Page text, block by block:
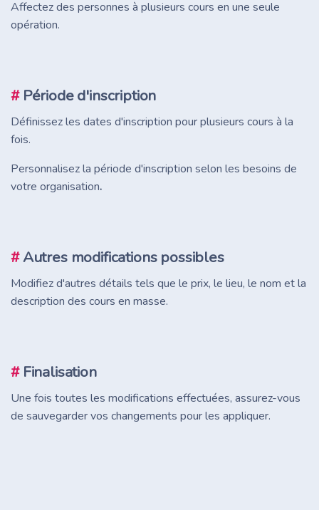
Affectez des personnes à plusieurs cours en une seule
opération.
# Période d'inscription
Définissez les dates d'inscription pour plusieurs cours à la
fois.
Personnalisez la période d'inscription selon les besoins de
votre organisation.
#Autres modifications possibles
Modifiez d'autres détails tels que le prix, le lieu, le nom et la
description des cours en masse.
# Finalisation
Une fois toutes les modifications effectuées, assurez-vous
de sauvegarder vos changements pour les appliquer.